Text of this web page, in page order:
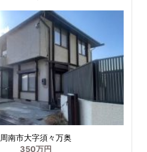
周南市大字須々万奥
350万円